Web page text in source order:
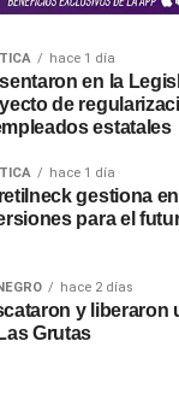
hace 1 día
en la
de
estatales
hace 1 día
gestiona
para el
hace 2 días
y liberaron
Grutas